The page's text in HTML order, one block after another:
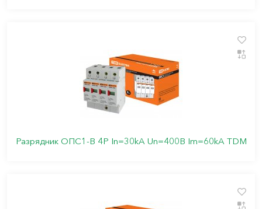
Разрядник ОПС1-B 4Р In=30kA Un=400B Im=60kA TDM